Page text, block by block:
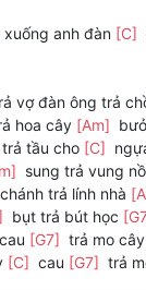
anh đàn [C]
vợ đàn ông trả
hoa cây [Am]
tầu cho [C]
sung trả vung
chánh trả lính nhà
bụt trả bút học
cau [G7] trả mo cây
[C] cau [G7] trả